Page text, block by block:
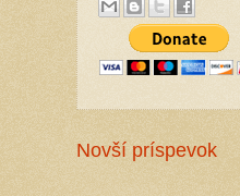
Novší príspevok